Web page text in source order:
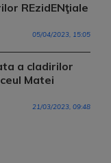
REzidENţiale
05/04/2023, 15:05
a cladirilor
Matei
21/03/2023, 09:48